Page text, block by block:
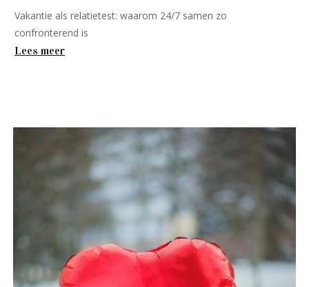
Vakantie als relatietest: waarom 24/7 samen zo
confronterend is
Lees meer